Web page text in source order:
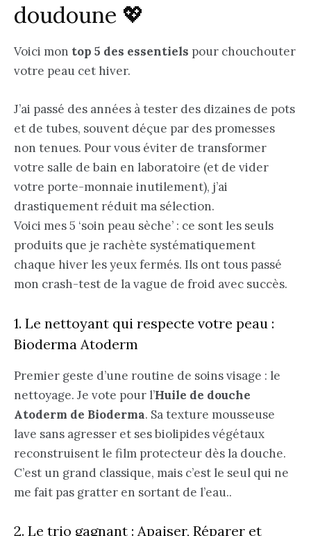
doudoune 💖
Voici mon top 5 des essentiels pour chouchouter
votre peau cet hiver.
J’ai passé des années à tester des dizaines de pots
et de tubes, souvent déçue par des promesses
non tenues. Pour vous éviter de transformer
votre salle de bain en laboratoire (et de vider
votre porte-monnaie inutilement), j’ai
drastiquement réduit ma sélection.
Voici mes 5 ‘soin peau sèche’ : ce sont les seuls
produits que je rachète systématiquement
chaque hiver les yeux fermés. Ils ont tous passé
mon crash-test de la vague de froid avec succès.
1. Le nettoyant qui respecte votre peau :
Bioderma Atoderm
Premier geste d’une routine de soins visage : le
nettoyage. Je vote pour l’Huile de douche
Atoderm de Bioderma. Sa texture mousseuse
lave sans agresser et ses biolipides végétaux
reconstruisent le film protecteur dès la douche.
C’est un grand classique, mais c’est le seul qui ne
me fait pas gratter en sortant de l’eau..
2. Le trio gagnant : Apaiser, Réparer et